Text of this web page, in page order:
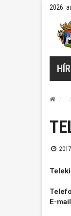
2026.
E-